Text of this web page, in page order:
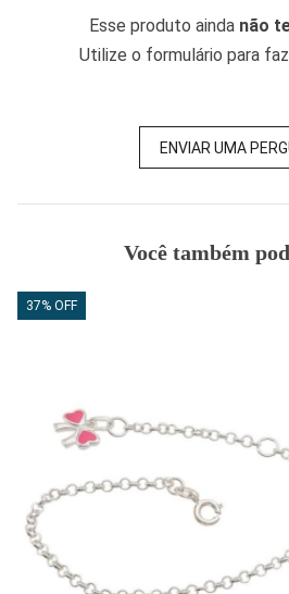
Esse produto ainda não
Utilize o formulário para
ENVIAR UMA
Você também
37% OFF